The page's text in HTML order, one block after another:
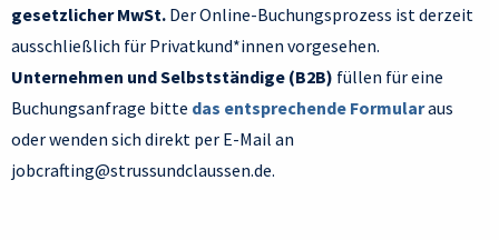
gesetzlicher MwSt. Der Online-Buchungsprozess ist derzeit
ausschließlich für Privatkund*innen vorgesehen.
Unternehmen und Selbstständige (B2B) füllen für eine
Buchungsanfrage bitte das entsprechende Formularaus
oder wenden sich direkt per E-Mail an
jobcrafting@strussundclaussen.de.